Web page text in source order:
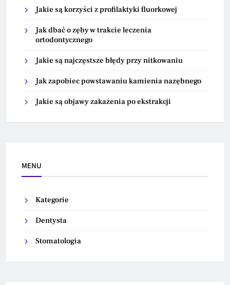
Jakie są korzyści z profilaktyki fluorkowej
Jak dbać o zęby w trakcie leczenia
ortodontycznego
Jakie są najczęstsze błędy przy nitkowaniu
Jak zapobiec powstawaniu kamienia nazębnego
Jakie są objawy zakażenia po ekstrakcji
MENU
Kategorie
Dentysta
Stomatologia